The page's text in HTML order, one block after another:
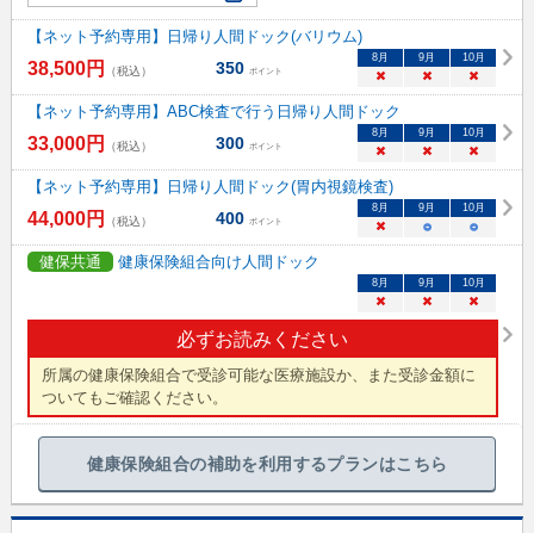
【ネット予約専用】日帰り人間ドック(バリウム)
38,500円 （税込） 350 ポイント
8月 9月 10月
× × ×
【ネット予約専用】ABC検査で行う日帰り人間ドック
33,000円 （税込） 300 ポイント
8月 9月 10月
× × ×
【ネット予約専用】日帰り人間ドック(胃内視鏡検査)
44,000円 （税込） 400 ポイント
8月 9月 10月
× ○ ○
健保共通 健康保険組合向け人間ドック
必ずお読みください
所属の健康保険組合で受診可能な医療施設か、また受診金額に
ついてもご確認ください。
8月 9月 10月
× × ×
健康保険組合の補助を利用するプランはこちら